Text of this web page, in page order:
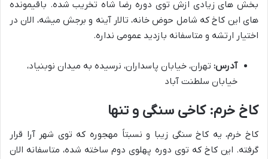
بخش های زیادی ازش توی دوره رضا شاه تخریب شده. باقیمونده
های این کاخ که شامل حوض خانه، تالار آینه و برجش میشه، الان در
اختیار ارتشه و متاسفانه بازدید عمومی نداره.
آدرس: تهران، خیابان پاسداران، نرسیده به میدان نوبنیاد،
خیابان سلطنت آباد
کاخ خرم: کاخی سنگی و تنها
کاخ خرم، یه کاخ سنگی زیبا و نسبتاً مهجوره که توی شهر آرا قرار
گرفته. این کاخ که توی دوره پهلوی دوم ساخته شده، متاسفانه الان